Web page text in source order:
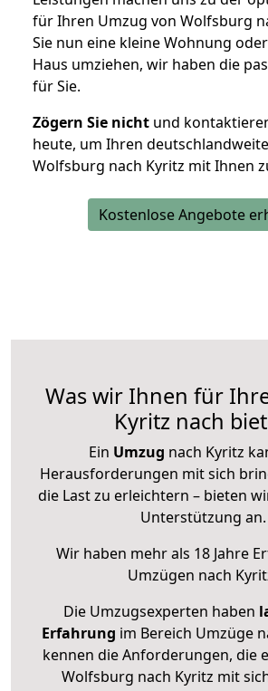
für Ihren Umzug von Wolfsburg
Sie nun eine kleine Wohnung
Haus umziehen, wir haben die
für Sie.
Zögern Sie nicht und
heute, um Ihren
Wolfsburg nach Kyritz mit Ihnen
Kostenlose Angebote
Was wir Ihnen für
Kyritz nach
Ein Umzug nach Kyritz
Herausforderungen mit sich
die Last zu erleichtern – bieten
Unterstützung an.
Wir haben mehr als 18 Jahre
Umzügen nach
Die Umzugsexperten haben
Erfahrung im Bereich Umzüge
kennen die Anforderungen, die
Wolfsburg nach Kyritz mit